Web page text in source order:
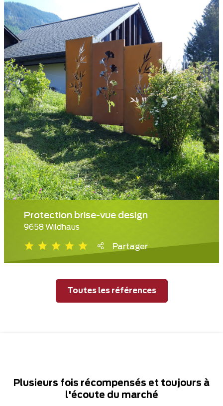
Protection brise-vue design
9658 Wildhaus
Partager
Toutes les références
Plusieurs fois récompensés et toujours à
l'écoute du marché